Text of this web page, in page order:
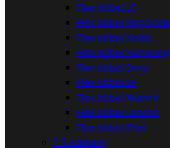
Flex kábel LG
Flex kábel Motorola
Flex kábel Nokia
Flex kábel Samsung
Flex kábel Sony
Flex kábel SE
Flex kábel Xiaomi
Flex kábel Lenovo
Flex kábel iPad
  Kamery